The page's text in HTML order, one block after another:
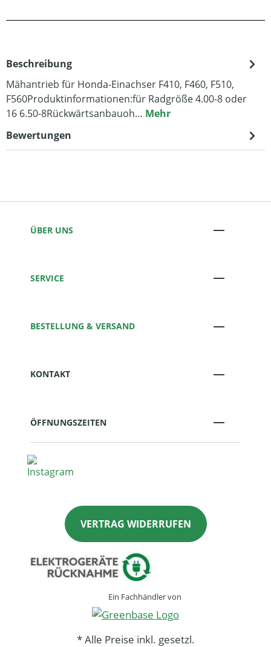
Beschreibung
Mähantrieb für Honda-Einachser F410, F460, F510,
F560Produktinformationen:für Radgröße 4.00-8 oder
16 6.50-8Rückwärtsanbauoh… Mehr
Bewertungen
ÜBER UNS
SERVICE
BESTELLUNG & VERSAND
KONTAKT
ÖFFNUNGSZEITEN
VERTRAG WIDERRUFEN
Ein Fachhändler von
* Alle Preise inkl. gesetzl.